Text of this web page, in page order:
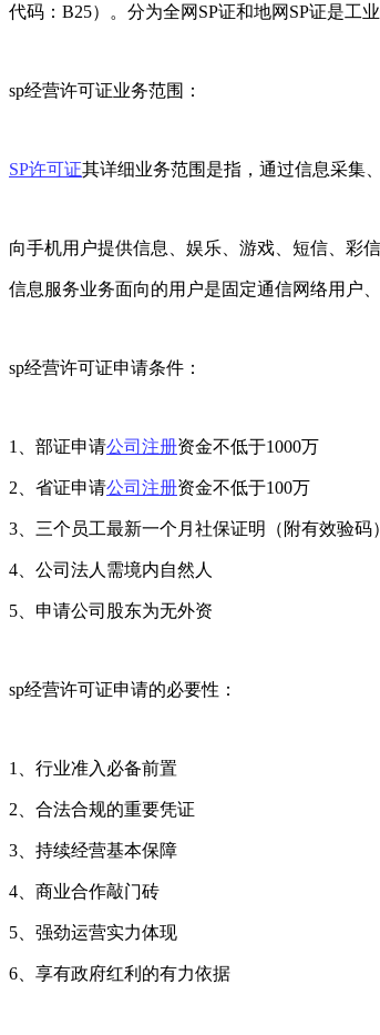
代码：B25）。分为全网SP证和地网SP证是工
sp经营许可证业务范围：
SP许可证其详细业务范围是指，通过信息采集
向手机用户提供信息、娱乐、游戏、短信、彩
信息服务业务面向的用户是固定通信网络用户
sp经营许可证申请条件：
1、部证申请公司注册资金不低于1000万
2、省证申请公司注册资金不低于100万
3、三个员工最新一个月社保证明（附有效验码）
4、公司法人需境内自然人
5、申请公司股东为无外资
sp经营许可证申请的必要性：
1、行业准入必备前置
2、合法合规的重要凭证
3、持续经营基本保障
4、商业合作敲门砖
5、强劲运营实力体现
6、享有政府红利的有力依据